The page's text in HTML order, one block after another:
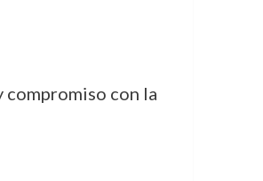
compromiso con la